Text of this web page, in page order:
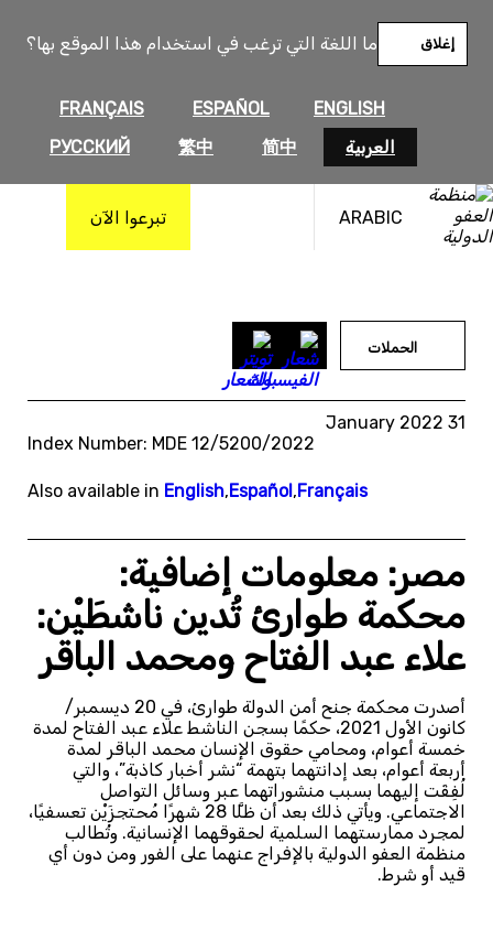
ما اللغة التي ترغب في استخدام هذا الموقع بها؟
ENGLISH
ESPAÑOL
FRANÇAIS
العربية
简中
繁中
РУССКИЙ
إغلاق
ARABIC تبرعوا الآن
المحتوى
الحملات
31 January 2022
Index Number: MDE 12/5200/2022
Also available in English,Español,Français
مصر: معلومات إضافية:
محكمة طوارئ تُدين ناشطَيْن:
علاء عبد الفتاح ومحمد الباقر
أصدرت محكمة جنح أمن الدولة طوارئ، في 20 ديسمبر/
كانون الأول 2021، حكمًا بسجن الناشط علاء عبد الفتاح لمدة
خمسة أعوام، ومحامي حقوق الإنسان محمد الباقر لمدة
أربعة أعوام، بعد إدانتهما بتهمة “نشر أخبار كاذبة”، والتي
لُفِقَت إليهما بسبب منشوراتهما عبر وسائل التواصل
الاجتماعي. ويأتي ذلك بعد أن ظلَّا 28 شهرًا مُحتجزَيْن تعسفيًا،
لمجرد ممارستهما السلمية لحقوقهما الإنسانية. وتُطالب
منظمة العفو الدولية بالإفراج عنهما على الفور ومن دون أي
قيد أو شرط.